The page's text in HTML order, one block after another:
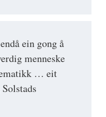
ein gong å
menneske
… eit